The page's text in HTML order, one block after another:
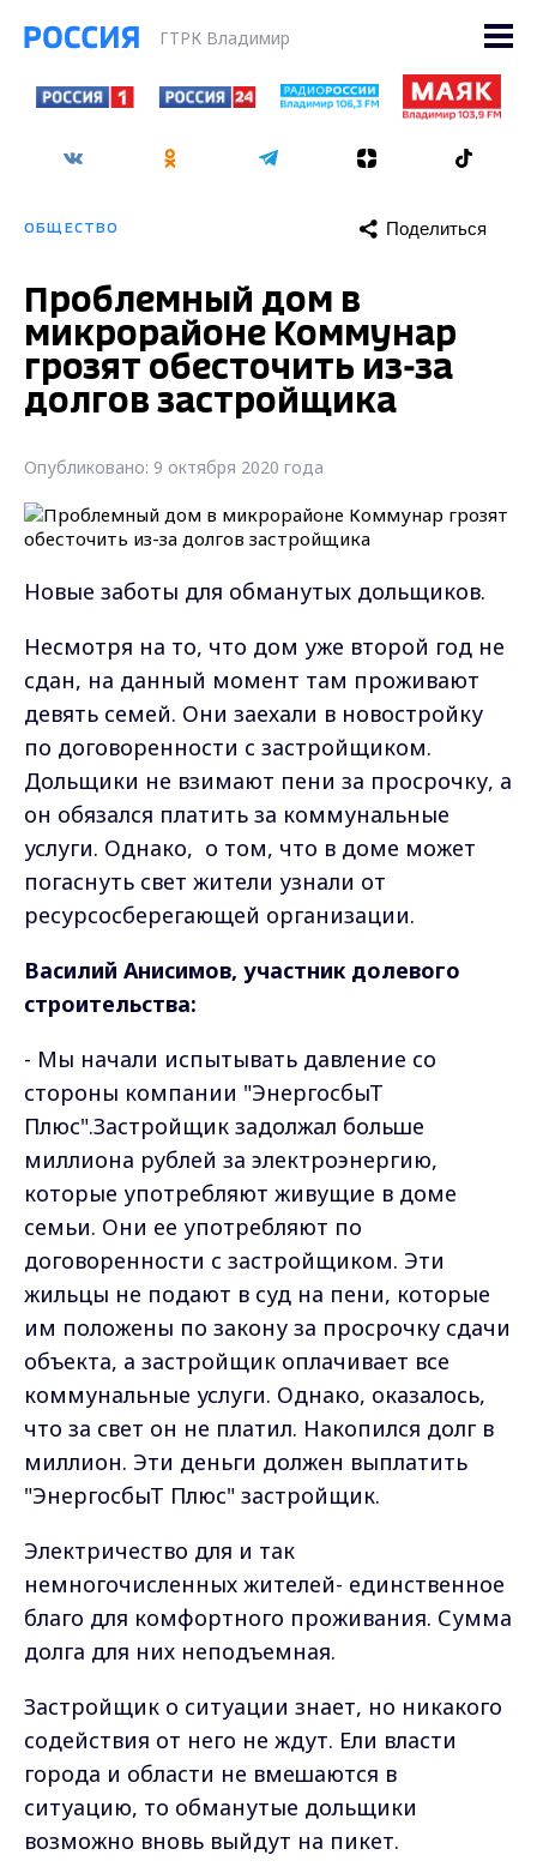
ГТРК Владимир
ОБЩЕСТВО Поделиться
Проблемный дом в
микрорайоне Коммунар
грозят обесточить из-за
долгов застройщика
Опубликовано: 9 октября 2020 года
Новые заботы для обманутых дольщиков.
Несмотря на то, что дом уже второй год не
сдан, на данный момент там проживают
девять семей. Они заехали в новостройку
по договоренности с застройщиком.
Дольщики не взимают пени за просрочку, а
он обязался платить за коммунальные
услуги. Однако, о том, что в доме может
погаснуть свет жители узнали от
ресурсосберегающей организации.
Василий Анисимов, участник долевого
строительства:
- Мы начали испытывать давление со
стороны компании "ЭнергосбыТ
Плюс".Застройщик задолжал больше
миллиона рублей за электроэнергию,
которые употребляют живущие в доме
семьи. Они ее употребляют по
договоренности с застройщиком. Эти
жильцы не подают в суд на пени, которые
им положены по закону за просрочку сдачи
объекта, а застройщик оплачивает все
коммунальные услуги. Однако, оказалось,
что за свет он не платил. Накопился долг в
миллион. Эти деньги должен выплатить
"ЭнергосбыТ Плюс" застройщик.
Электричество для и так
немногочисленных жителей- единственное
благо для комфортного проживания. Сумма
долга для них неподъемная.
Застройщик о ситуации знает, но никакого
содействия от него не ждут. Ели власти
города и области не вмешаются в
ситуацию, то обманутые дольщики
возможно вновь выйдут на пикет.